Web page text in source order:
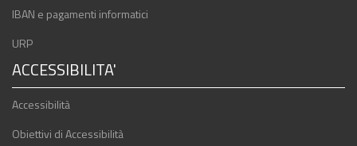
IBAN e pagamenti informatici
URP
ACCESSIBILITA'
Accessibilità
Obiettivi di Accessibilità